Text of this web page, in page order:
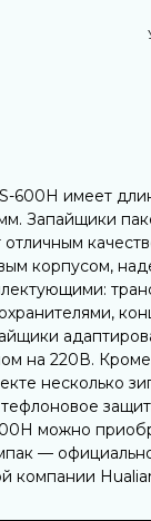
600H имеет
Запайщики
корпусом,
на 220В.
несколько
можно
—
компании